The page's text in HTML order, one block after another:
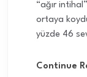
“ağır intihal”
ortaya
yüzde 46
Continue